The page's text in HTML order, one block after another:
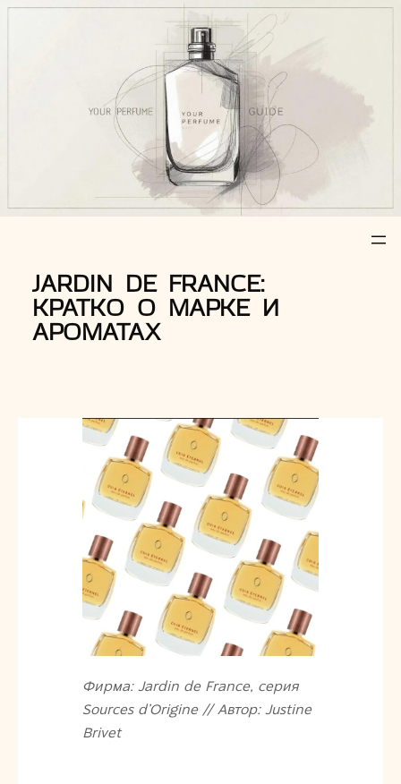
Z
JARDIN DE FRANCE:
КРАТКО О МАРКЕ И
АРОМАТАХ
Фирма: Jardin de France, серия
Sources d’Origine // Автор: Justine
Brivet